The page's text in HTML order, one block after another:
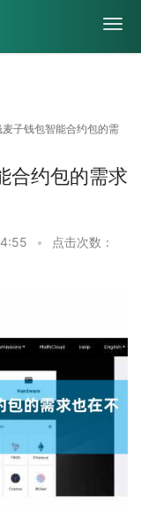
子钱包智能合约包的需
合约包的需求
•
点击次数：